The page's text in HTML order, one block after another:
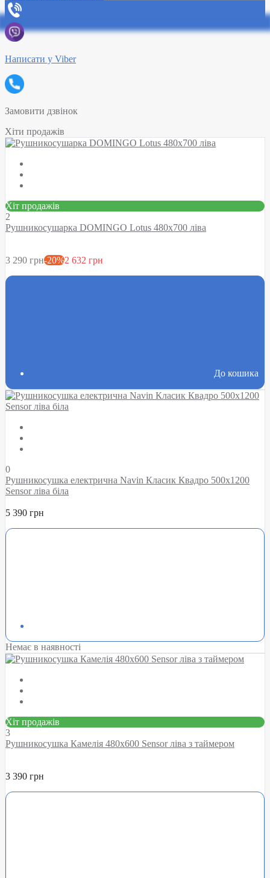
Написати у Viber
Замовити дзвінок
Хіти продажів
Хіт продажів
2
Рушникосушарка DOMINGO Lotus 480х700 ліва
3 290 грн-20%2 632 грн
До кошика
0
Рушникосушка електрична Navin Класик Квадро 500х1200
Sensor ліва біла
5 390 грн
Немає в наявності
Хіт продажів
3
Рушникосушка Камелія 480х600 Sensor ліва з таймером
3 390 грн